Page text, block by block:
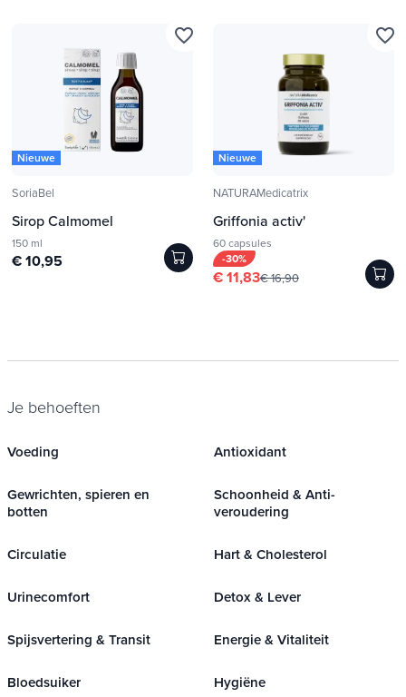
Nieuwe
SoriaBel
Sirop Calmomel
150 ml
€ 10,95
favorite_border
Nieuwe
NATURAMedicatrix
Griffonia activ'
60 capsules
-30%
€ 11,83€ 16,90
favorite_border
Je behoeften
Voeding Antioxidant
Gewrichten, spieren en
botten
Schoonheid & Anti-
veroudering
Circulatie Hart & Cholesterol
Urinecomfort Detox & Lever
Spijsvertering & Transit Energie & Vitaliteit
Bloedsuiker Hygiëne